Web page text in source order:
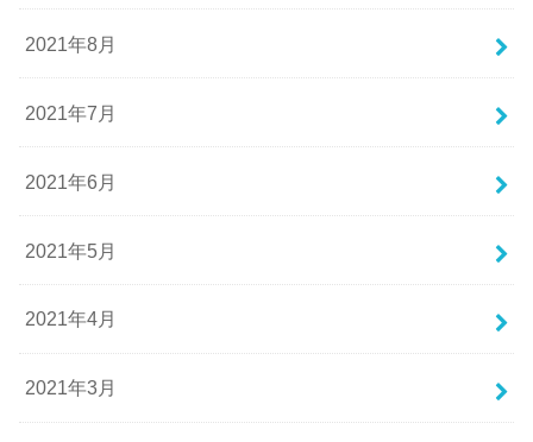
2021年8月
2021年7月
2021年6月
2021年5月
2021年4月
2021年3月